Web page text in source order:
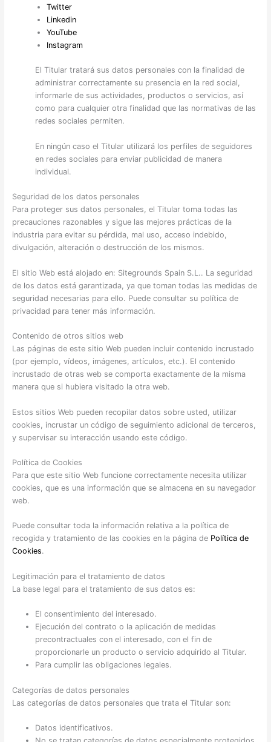
Twitter
Linkedin
YouTube
Instagram
El Titular tratará sus datos personales con la finalidad de
administrar correctamente su presencia en la red social,
informarle de sus actividades, productos o servicios, así
como para cualquier otra finalidad que las normativas de las
redes sociales permiten.
En ningún caso el Titular utilizará los perfiles de seguidores
en redes sociales para enviar publicidad de manera
individual.
Seguridad de los datos personales
Para proteger sus datos personales, el Titular toma todas las
precauciones razonables y sigue las mejores prácticas de la
industria para evitar su pérdida, mal uso, acceso indebido,
divulgación, alteración o destrucción de los mismos.
El sitio Web está alojado en: Sitegrounds Spain S.L.. La seguridad
de los datos está garantizada, ya que toman todas las medidas de
seguridad necesarias para ello. Puede consultar su política de
privacidad para tener más información.
Contenido de otros sitios web
Las páginas de este sitio Web pueden incluir contenido incrustado
(por ejemplo, vídeos, imágenes, artículos, etc.). El contenido
incrustado de otras web se comporta exactamente de la misma
manera que si hubiera visitado la otra web.
Estos sitios Web pueden recopilar datos sobre usted, utilizar
cookies, incrustar un código de seguimiento adicional de terceros,
y supervisar su interacción usando este código.
Política de Cookies
Para que este sitio Web funcione correctamente necesita utilizar
cookies, que es una información que se almacena en su navegador
web.
Puede consultar toda la información relativa a la política de
recogida y tratamiento de las cookies en la página de Política de
Cookies.
Legitimación para el tratamiento de datos
La base legal para el tratamiento de sus datos es:
El consentimiento del interesado.
Ejecución del contrato o la aplicación de medidas
precontractuales con el interesado, con el fin de
proporcionarle un producto o servicio adquirido al Titular.
Para cumplir las obligaciones legales.
Categorías de datos personales
Las categorías de datos personales que trata el Titular son:
Datos identificativos.